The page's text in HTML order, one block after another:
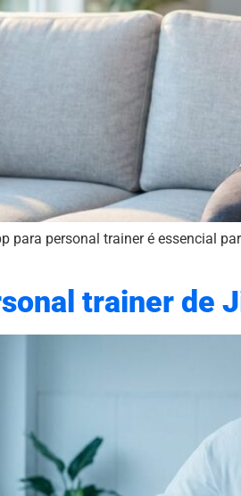
para personal trainer é essencial
trainer de